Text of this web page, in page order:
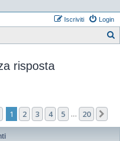
Login
Iscriviti
risposta
Pagina di 20
1 2 3 4 5 20